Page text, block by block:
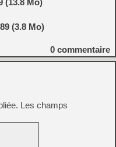
(13.8 Mo)
(3.8 Mo)
0 commentaire
Les champs